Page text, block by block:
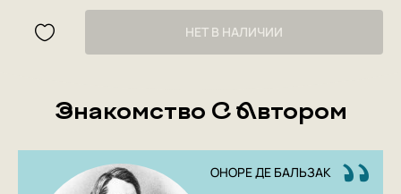
встречаем юной девушкой, без памяти влюбленной в
будущего супруга. Наблюдая за судьбой героини,
автор размышляет о природе любви между мужчиной
роман публикуется в новом переводе.
НЕТ В НАЛИЧИИ
Знакомство С Автором
ОНОРЕ ДЕ БАЛЬЗАК